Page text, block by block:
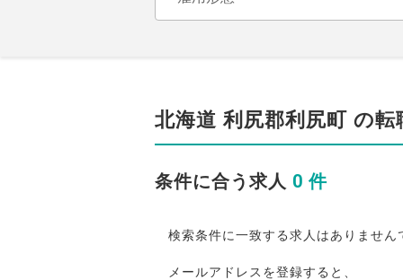
北海道 利尻郡利尻町 の転
条件に合う求人 0 件
検索条件に一致する求人はありません
メールアドレスを登録すると、